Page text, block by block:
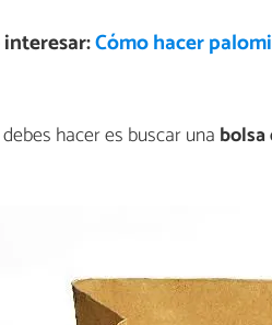
Cómo hacer
hacer es buscar una bolsa